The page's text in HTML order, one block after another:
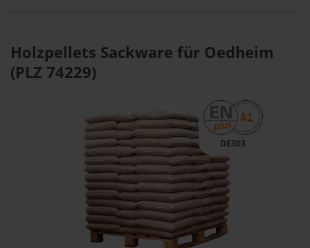
Holzpellets Sackware für Oedheim
(PLZ 74229)
DE303